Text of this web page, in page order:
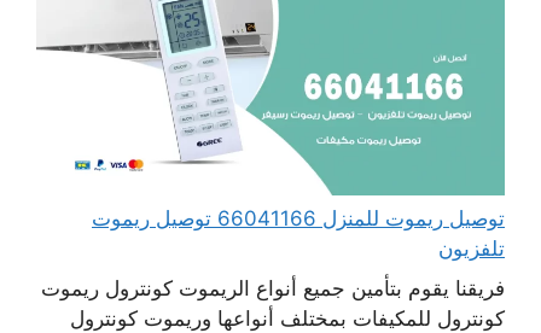
توصيل ريموت للمنزل 66041166 توصيل ريموت
تلفزيون
فريقنا يقوم بتأمين جميع أنواع الريموت كونترول ريموت
كونترول للمكيفات بمختلف أنواعها وريموت كونترول